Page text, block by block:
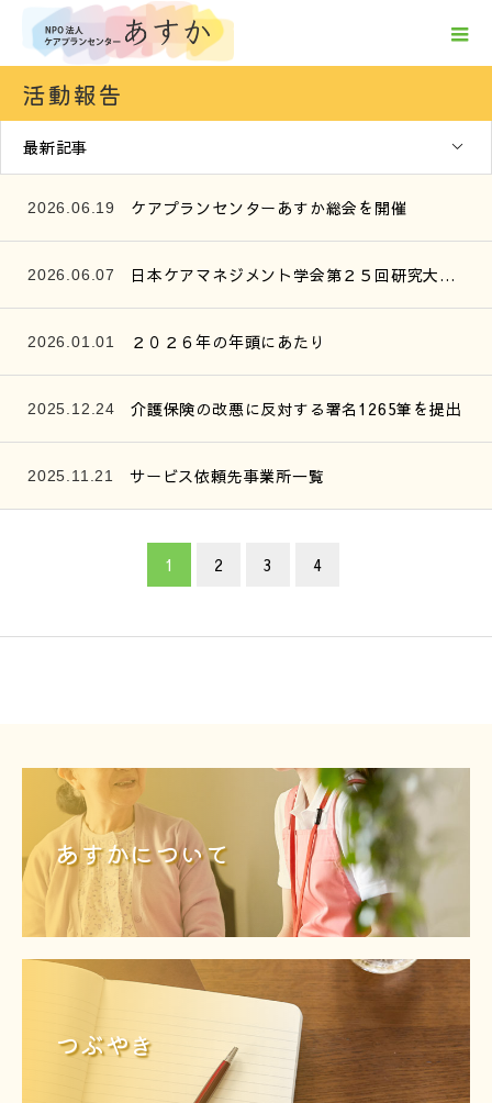
活動報告
最新記事
2026.06.19 ケアプランセンターあすか総会を開催
2026.06.07 日本ケアマネジメント学会第２５回研究大会参加報告
2026.01.01 ２０２６年の年頭にあたり
2025.12.24 介護保険の改悪に反対する署名1265筆を提出
2025.11.21 サービス依頼先事業所一覧
1 2 3 4
あすかについて
つぶやき